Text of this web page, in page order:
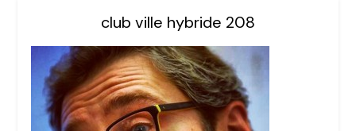
club ville hybride 208